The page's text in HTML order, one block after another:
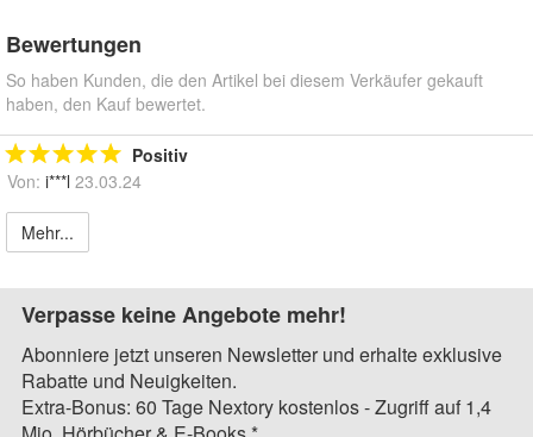
Bewertungen
So haben Kunden, die den Artikel bei diesem Verkäufer gekauft
haben, den Kauf bewertet.
Positiv
Von: i***l 23.03.24
Mehr...
Verpasse keine Angebote mehr!
Abonniere jetzt unseren Newsletter und erhalte exklusive
Rabatte und Neuigkeiten.
Extra-Bonus: 60 Tage Nextory kostenlos - Zugriff auf 1,4